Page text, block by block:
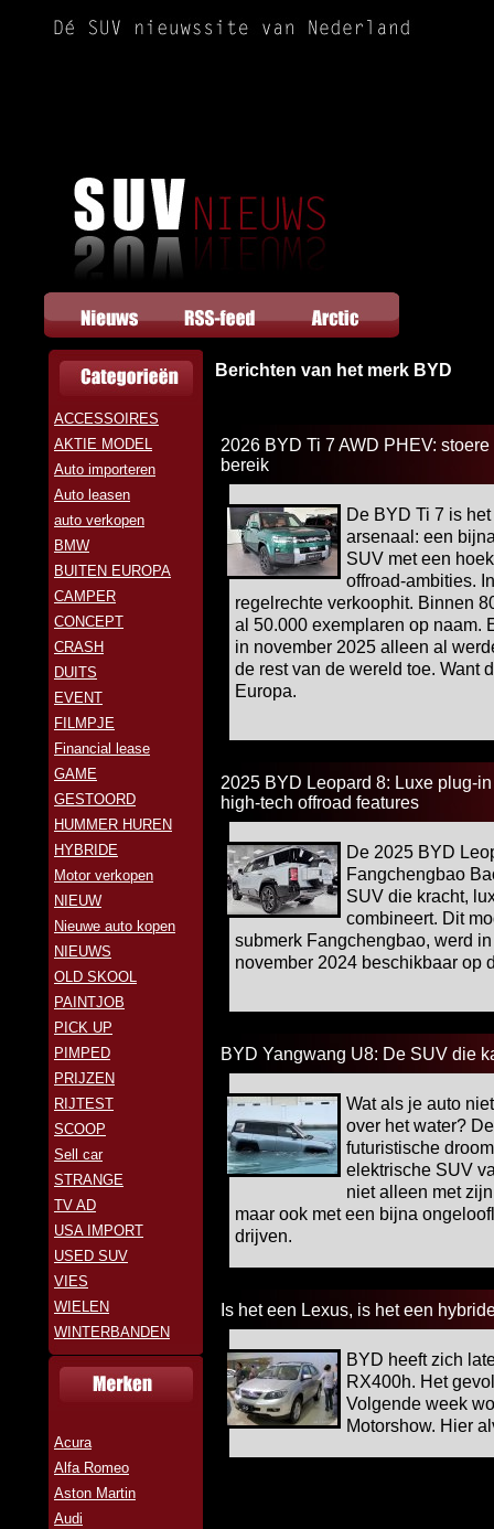
ACCESSOIRES
AKTIE MODEL
Auto importeren
Auto leasen
auto verkopen
BMW
BUITEN EUROPA
CAMPER
CONCEPT
CRASH
DUITS
EVENT
FILMPJE
Financial lease
GAME
GESTOORD
HUMMER HUREN
HYBRIDE
Motor verkopen
NIEUW
Nieuwe auto kopen
NIEUWS
OLD SKOOL
PAINTJOB
PICK UP
PIMPED
PRIJZEN
RIJTEST
SCOOP
Sell car
STRANGE
TV AD
USA IMPORT
USED SUV
VIES
WIELEN
WINTERBANDEN
Acura
Alfa Romeo
Aston Martin
Audi
Berichten van het merk BYD
2026 BYD Ti 7 AWD PHEV:
bereik
De BYD Ti 7 is
arsenaal: een
SUV met een
offroad-ambities.
regelrechte verkoophit. Binnen
al 50.000 exemplaren op naam.
in november 2025 alleen al
de rest van de wereld toe. Want
Europa.
2025 BYD Leopard 8: Luxe plug-
high-tech offroad features
De 2025 BYD
Fangchengbao
SUV die kracht,
combineert. Dit
submerk Fangchengbao, werd
november 2024 beschikbaar op
BYD Yangwang U8: De SUV die
Wat als je auto
over het water?
futuristische
elektrische SUV
niet alleen met
maar ook met een bijna
drijven.
Is het een Lexus, is het een
BYD heeft zich
RX400h. Het
Volgende week
Motorshow. Hier